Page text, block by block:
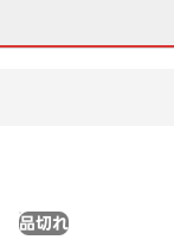
品切れ